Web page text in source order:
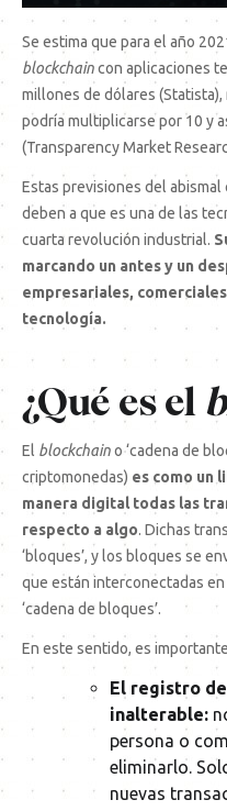
Se estima que para el año
blockchaincon aplicaciones
millones de dólares
podría multiplicarse por 10 y
(Transparency Market
Estas previsiones del
deben a que es una de las
cuarta revolución industrial.
marcando un antes y un
empresariales,
tecnología.
¿Qué es el
El blockchaino ‘cadena de
criptomonedas) es como un
manera digital todas las
respecto a algo. Dichas
‘bloques’, y los bloques se
que están interconectadas
‘cadena de bloques’.
En este sentido, es
El registro
inalterable:
persona o
eliminarlo.
nuevas